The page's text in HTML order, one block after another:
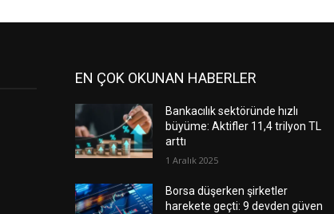
EN ÇOK OKUNAN HABERLER
Bankacılık sektöründe hızlı
büyüme: Aktifler 11,4 trilyon TL
arttı
1 Aralık 2025
Borsa düşerken şirketler
harekete geçti: 9 devden güven